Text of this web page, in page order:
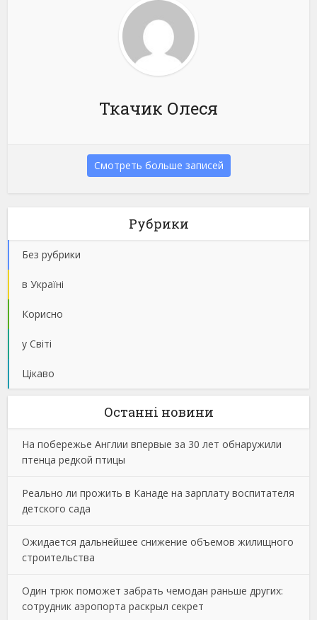
Ткачик Олеся
Смотреть больше записей
Рубрики
Без рубрики
в Україні
Корисно
у Світі
Цікаво
Останнi новини
На побережье Англии впервые за 30 лет обнаружили
птенца редкой птицы
Реально ли прожить в Канаде на зарплату воспитателя
детского сада
Ожидается дальнейшее снижение объемов жилищного
строительства
Один трюк поможет забрать чемодан раньше других:
сотрудник аэропорта раскрыл секрет